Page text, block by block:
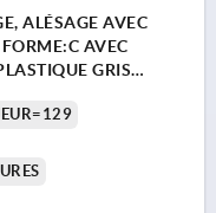
ALÉSAGE AVEC
AVEC
GRIS